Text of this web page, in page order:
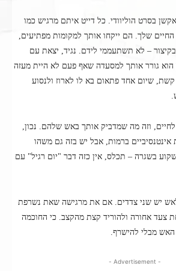
בסרט הוליוודי. כל דייט איתם מרגיש כמו
שלך. הם ייקחו אותך למקומות מפתיעים,
ובקיצור – לא תשתעממי לידם. נגיד, יצאת עם
הוא גורר אותך למסעדה שאף פעם לא היית מעזה
שיום אחד פתאום בא לו לארוז ולנסוע
וזה מה שמדביק אותך באש שלהם. נכון,
אינטנסיביים ברמות, אבל יש בזה גם משהו
בשגרה – תכלס, אין כזה דבר "יום רגיל" עם
יש שני צדדים. אם את מרגישה שאת נשרפת
צעד אחורה ולהוריד קצת מהקצב. כי החוכמה
מבלי להישרף.
- Advertisement -